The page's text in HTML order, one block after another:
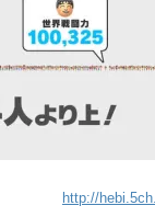
http://